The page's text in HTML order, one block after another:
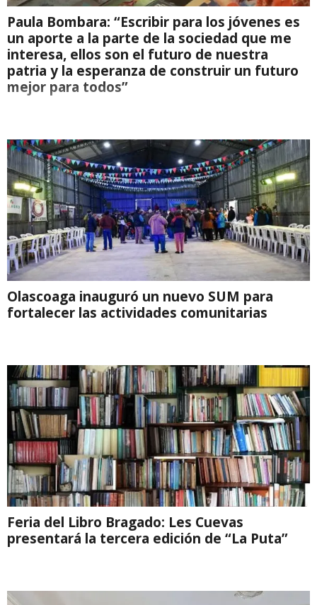
Paula Bombara: “Escribir para los jóvenes es
un aporte a la parte de la sociedad que me
interesa, ellos son el futuro de nuestra
patria y la esperanza de construir un futuro
mejor para todos”
Olascoaga inauguró un nuevo SUM para
fortalecer las actividades comunitarias
Feria del Libro Bragado: Les Cuevas
presentará la tercera edición de “La Puta”